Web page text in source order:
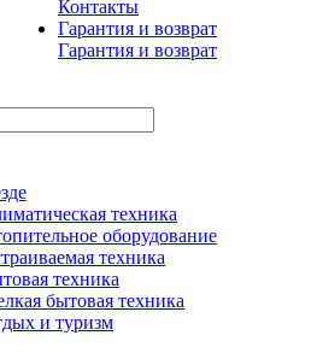
Контакты
Гарантия и возврат
Гарантия и возврат
техника
оборудование
техника
техника
бытовая техника
и туризм